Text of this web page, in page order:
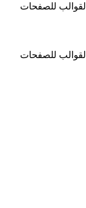
القوالب للصفحات
القوالب للصفحات